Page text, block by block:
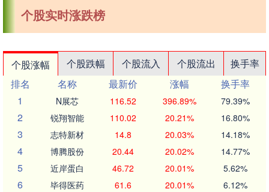
个股实时涨跌榜
个股涨幅 个股跌幅 个股流入 个股流出
换手率
排名
名称 最新价 涨幅
换手率
1
N展芯 116.52 396.89% 79.39%
2 锐翔智能 110.02 20.21% 16.80%
3 志特新材 14.8 20.03% 14.18%
4 博腾股份 20.44 20.02% 14.77%
5 近岸蛋白 46.72 20.01% 5.62%
6 毕得医药 61.6 20.01% 6.12%